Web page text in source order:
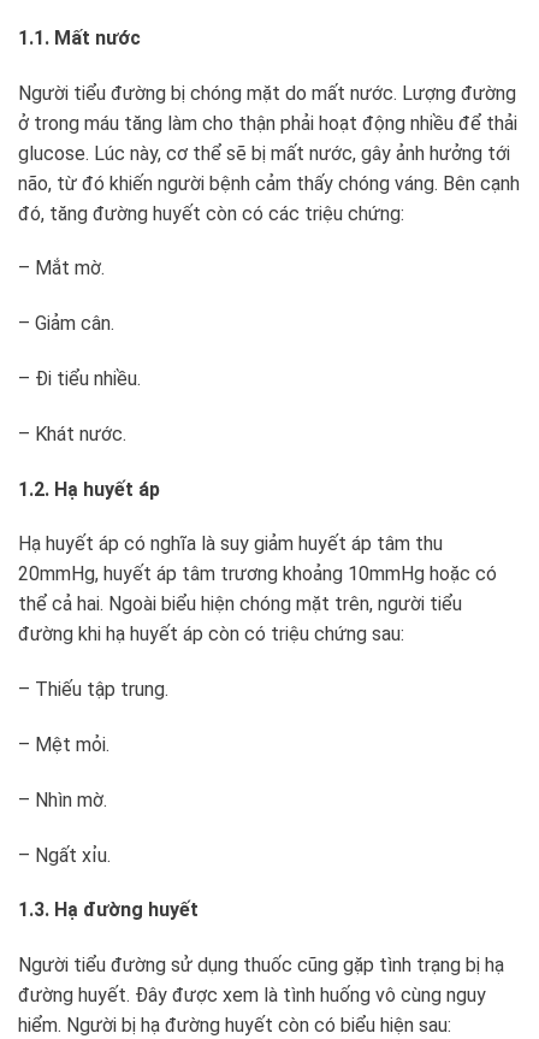
1.1. Mất nước
Người tiểu đường bị chóng mặt do mất nước. Lượng đường
ở trong máu tăng làm cho thận phải hoạt động nhiều để thải
glucose. Lúc này, cơ thể sẽ bị mất nước, gây ảnh hưởng tới
não, từ đó khiến người bệnh cảm thấy chóng váng. Bên cạnh
đó, tăng đường huyết còn có các triệu chứng:
– Mắt mờ.
– Giảm cân.
– Đi tiểu nhiều.
– Khát nước.
1.2. Hạ huyết áp
Hạ huyết áp có nghĩa là suy giảm huyết áp tâm thu
20mmHg, huyết áp tâm trương khoảng 10mmHg hoặc có
thể cả hai. Ngoài biểu hiện chóng mặt trên, người tiểu
đường khi hạ huyết áp còn có triệu chứng sau:
– Thiếu tập trung.
– Mệt mỏi.
– Nhìn mờ.
– Ngất xỉu.
1.3. Hạ đường huyết
Người tiểu đường sử dụng thuốc cũng gặp tình trạng bị hạ
đường huyết. Đây được xem là tình huống vô cùng nguy
hiểm. Người bị hạ đường huyết còn có biểu hiện sau: